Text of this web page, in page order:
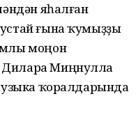
яһалған
ғына ҡумыҙҙы
моңон
Дилара Миңнулла
ҡоралдарында